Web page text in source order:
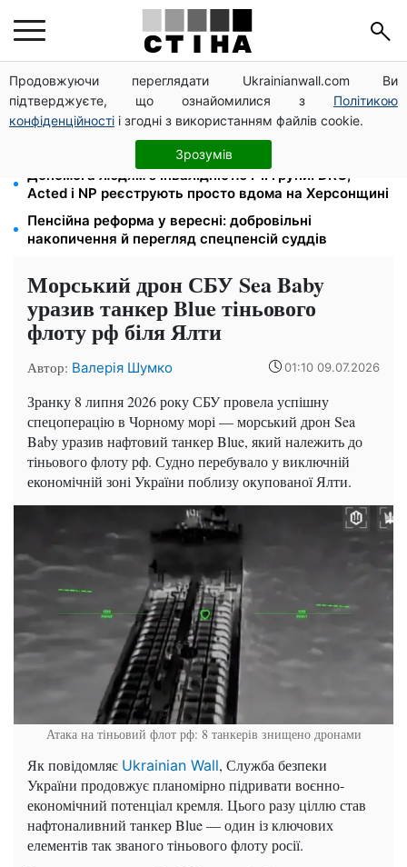
Продовжуючи переглядати Ukrainianwall.com Ви
підтверджуєте, що ознайомилися з Політикою
конфіденційності і згодні з використанням файлів cookie.
Зрозумів
Цифровізація справ і ВЛК: юрист Танасійчук — чому
перевірки ТЦК не працюють без зміни системи
200+ тисяч у СЗЧ, мільйони в розшуку: Федоров
розкрив план реформи мобілізації та ТЦК
Допомога людям з інвалідністю I-II групи: DRC,
Acted і NP реєструють просто вдома на Херсонщині
Пенсійна реформа у вересні: добровільні
накопичення й перегляд спецпенсій суддів
Морський дрон СБУ Sea Baby
уразив танкер Blue тіньового
флоту рф біля Ялти
Автор: Валерія Шумко 01:10 09.07.2026
Зранку 8 липня 2026 року СБУ провела успішну
спецоперацію в Чорному морі — морський дрон Sea
Baby уразив нафтовий танкер Blue, який належить до
тіньового флоту рф. Судно перебувало у виключній
економічній зоні України поблизу окупованої Ялти.
Атака на тіньовий флот рф: 8 танкерів знищено дронами
Як повідомляє Ukrainian Wall, Служба безпеки
України продовжує планомірно підривати воєнно-
економічний потенціал кремля. Цього разу ціллю став
нафтоналивний танкер Blue — один із ключових
елементів так званого тіньового флоту росії.